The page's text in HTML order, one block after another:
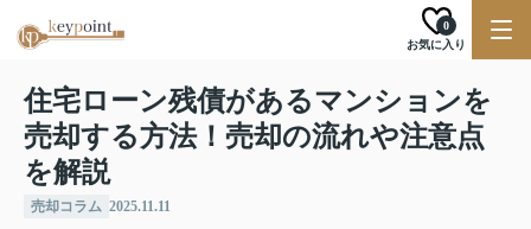
お気に入り
0
住宅ローン残債があるマンションを
売却する方法！売却の流れや注意点
を解説
売却コラム 2025.11.11